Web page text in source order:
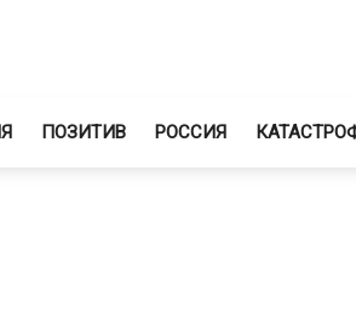
ПОЗИТИВ РОССИЯ